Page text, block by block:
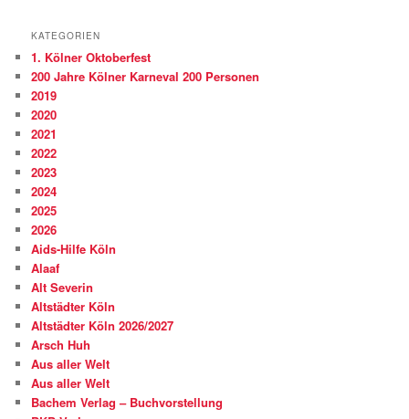
KATEGORIEN
1. Kölner Oktoberfest
200 Jahre Kölner Karneval 200 Personen
2019
2020
2021
2022
2023
2024
2025
2026
Aids-Hilfe Köln
Alaaf
Alt Severin
Altstädter Köln
Altstädter Köln 2026/2027
Arsch Huh
Aus aller Welt
Aus aller Welt
Bachem Verlag – Buchvorstellung